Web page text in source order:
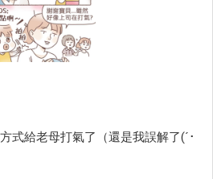
式給老母打氣了（還是我誤解了(´･